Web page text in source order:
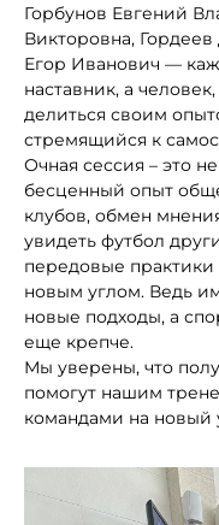
Горбунов Евгений
Викторовна,
Егор Иванович —
наставник, а
делиться своим
стремящийся к
Очная сессия – это
бесценный опыт
клубов, обмен
увидеть футбол
передовые практики
новым углом. Ведь
новые подходы, а
еще крепче.
Мы уверены, что
помогут нашим
командами на новый